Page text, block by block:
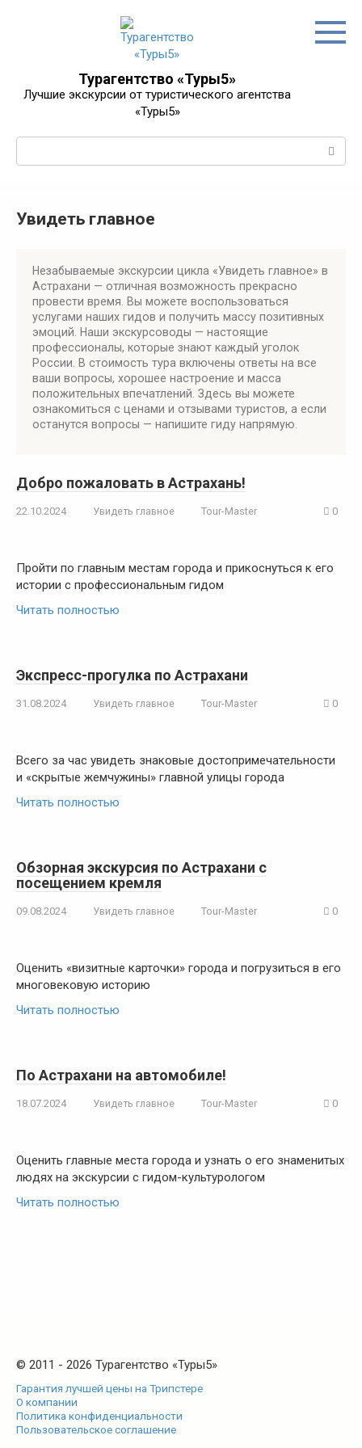
Турагентство «Туры5»
Лучшие экскурсии от туристического агентства
«Туры5»
Увидеть главное
Незабываемые экскурсии цикла «Увидеть главное» в
Астрахани — отличная возможность прекрасно
провести время. Вы можете воспользоваться
услугами наших гидов и получить массу позитивных
эмоций. Наши экскурсоводы — настоящие
профессионалы, которые знают каждый уголок
России. В стоимость тура включены ответы на все
ваши вопросы, хорошее настроение и масса
положительных впечатлений. Здесь вы можете
ознакомиться с ценами и отзывами туристов, а если
останутся вопросы — напишите гиду напрямую.
Добро пожаловать в Астрахань!
22.10.2024 Увидеть главное Tour-Master 0
Пройти по главным местам города и прикоснуться к его
истории с профессиональным гидом
Читать полностью
Экспресс-прогулка по Астрахани
31.08.2024 Увидеть главное Tour-Master 0
Всего за час увидеть знаковые достопримечательности
и «скрытые жемчужины» главной улицы города
Читать полностью
Обзорная экскурсия по Астрахани с
посещением кремля
09.08.2024 Увидеть главное Tour-Master 0
Оценить «визитные карточки» города и погрузиться в его
многовековую историю
Читать полностью
По Астрахани на автомобиле!
18.07.2024 Увидеть главное Tour-Master 0
Оценить главные места города и узнать о его знаменитых
людях на экскурсии с гидом-культурологом
Читать полностью
© 2011 - 2026 Турагентство «Туры5»
Гарантия лучшей цены на Трипстере
О компании
Политика конфиденциальности
Пользовательское соглашение